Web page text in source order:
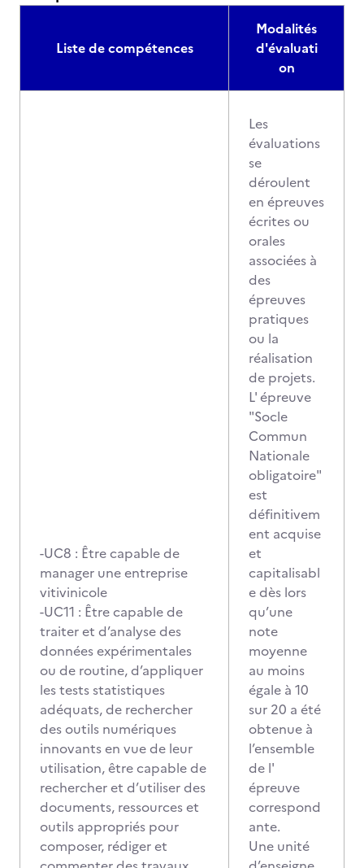
Liste de compétences
Modalités
d'évaluati
on
-UC8 : Être capable de
manager une entreprise
vitivinicole
-UC11 : Être capable de
traiter et d’analyse des
données expérimentales
ou de routine, d’appliquer
les tests statistiques
adéquats, de rechercher
des outils numériques
innovants en vue de leur
utilisation, être capable de
rechercher et d’utiliser des
documents, ressources et
outils appropriés pour
composer, rédiger et
Les
évaluations
se
déroulent
en épreuves
écrites ou
orales
associées à
des
épreuves
pratiques
ou la
réalisation
de projets.
L' épreuve
"Socle
Commun
Nationale
obligatoire"
est
définitivem
ent acquise
et
capitalisabl
e dès lors
qu’une
note
moyenne
au moins
égale à 10
sur 20 a été
obtenue à
l’ensemble
de l'
épreuve
correspond
ante.
Une unité